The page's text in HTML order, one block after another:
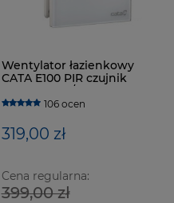
Wentylator łazienkowy
CATA E100 PIR czujnik
106 ocen
319,00 zł
Cena regularna:
399,00 zł